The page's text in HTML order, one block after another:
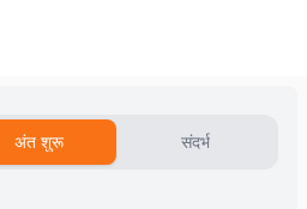
अंत शुरू संदर्भ